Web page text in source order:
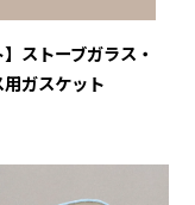
】ストーブガラス・
ガスケット